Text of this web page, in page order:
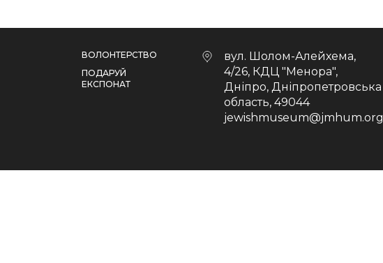
ВОЛОНТЕРСТВО
ПОДАРУЙ
ЕКСПОНАТ
вул. Шолом-Алейхема,
4/26, КДЦ "Менора",
Дніпро, Дніпропетровська
область, 49044
jewishmuseum@jmhum.org